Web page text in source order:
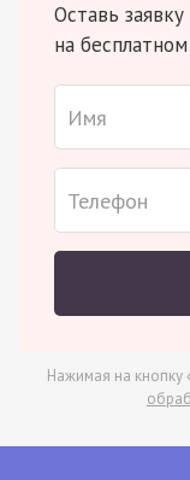
Оставь
на
Нажимая на кнопку